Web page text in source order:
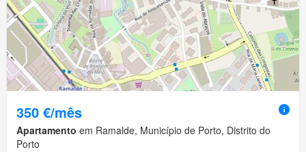
350 €/mês
Apartamento em Ramalde, Município de Porto, Distrito do
Porto